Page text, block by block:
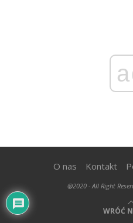
O nas Kontakt
@2020 - All Right
WRÓĆ